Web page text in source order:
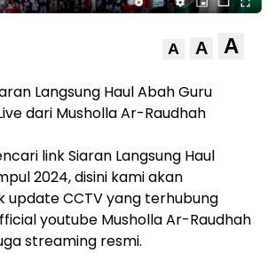
A A A
Langsung Haul Abah Guru
dari Musholla Ar-Raudhah
link Siaran Langsung Haul
2024, disini kami akan
update CCTV yang terhubung
youtube Musholla Ar-Raudhah
streaming resmi.